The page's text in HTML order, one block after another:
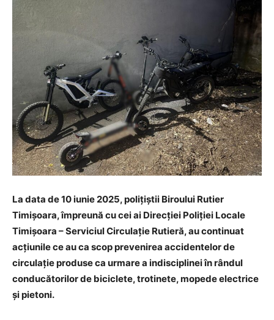
La data de 10 iunie 2025, polițiștii Biroului Rutier
Timișoara, împreună cu cei ai Direcției Poliției Locale
Timișoara – Serviciul Circulație Rutieră, au continuat
acțiunile ce au ca scop prevenirea accidentelor de
circulație produse ca urmare a indisciplinei în rândul
conducătorilor de biciclete, trotinete, mopede electrice
și pietoni.